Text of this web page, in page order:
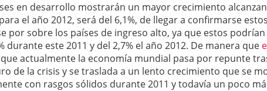
en desarrollo mostrarán un mayor crecimiento
el año 2012, será del 6,1%, de llegar a confirmarse
por sobre los países de ingreso alto, ya que estos
durante este 2011 y del 2,7% el año 2012. De manera que
que actualmente la economía mundial pasa por repunte
de la crisis y se traslada a un lento crecimiento que se
con rasgos sólidos durante 2011 y todavía un poco